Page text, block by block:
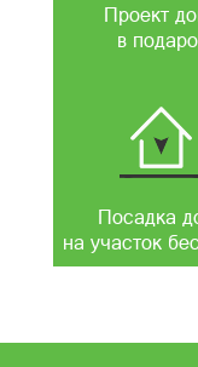
Проект
в
Посадка
на участок